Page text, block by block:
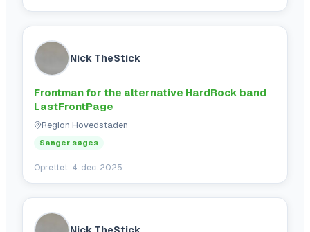
Nick TheStick
Frontman for the alternative HardRock band
LastFrontPage
Region Hovedstaden
Sanger søges
Oprettet: 4. dec. 2025